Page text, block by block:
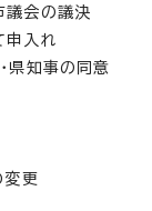
議会の議決
申入れ
県知事の同意
変更